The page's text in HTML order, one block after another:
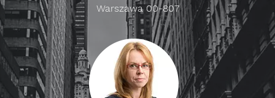
Warszawa 00-807